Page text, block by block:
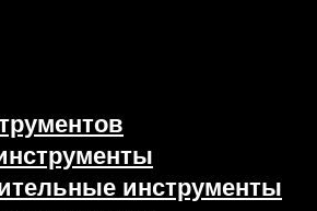
инструменты